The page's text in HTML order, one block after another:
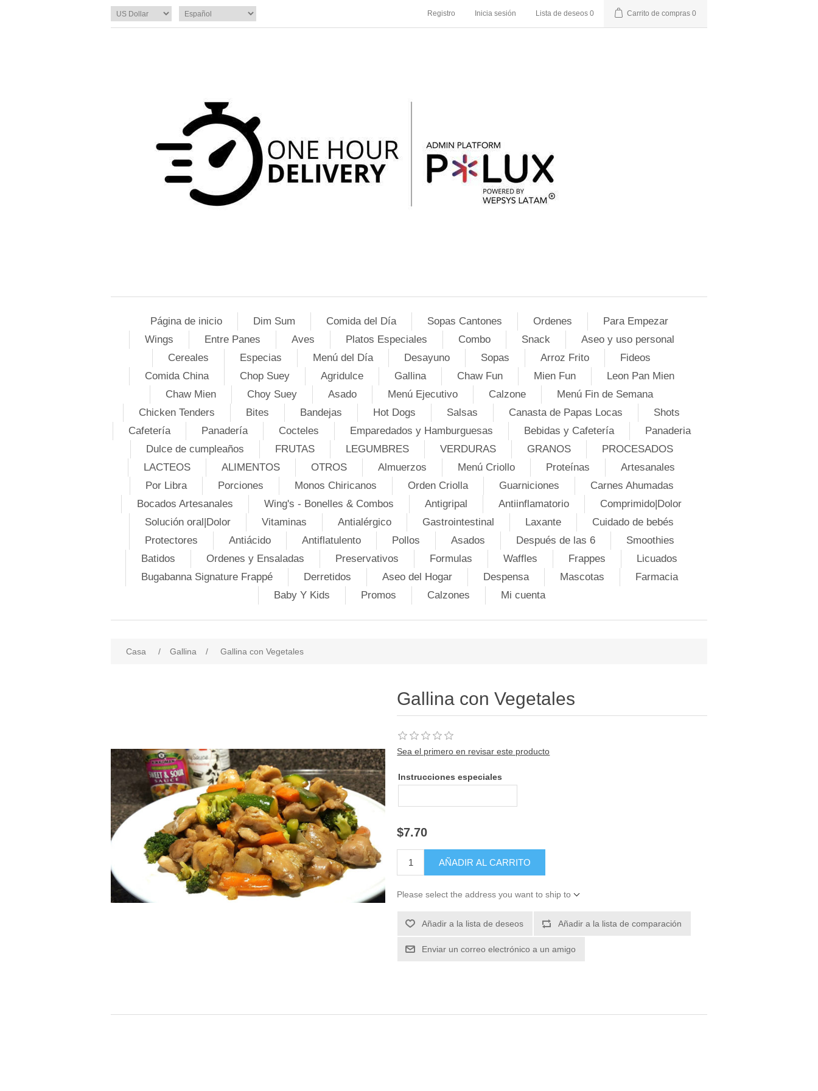
Registro Inicia sesión Lista de deseos 0 Carrito de compras 0
Página de inicio Dim Sum Comida del Día Sopas Cantones Ordenes
Para Empezar
Wings
Entre Panes Aves Platos Especiales Combo Snack
Aseo y uso personal
Cereales
Especias Menú del Día Desayuno Sopas Arroz Frito
Fideos
Comida China
Chop Suey Agridulce Gallina Chaw Fun Mien Fun
Leon Pan Mien
Chaw Mien
Choy Suey Asado Menú Ejecutivo Calzone
Menú Fin de Semana
Chicken Tenders
Bites Bandejas Hot Dogs Salsas Canasta de Papas Locas
Shots
Cafetería
Panadería Cocteles Emparedados y Hamburguesas Bebidas y Cafetería
Panaderia
Dulce de cumpleaños
FRUTAS LEGUMBRES VERDURAS GRANOS
PROCESADOS
LACTEOS
ALIMENTOS OTROS Almuerzos Menú Criollo Proteínas
Artesanales
Por Libra
Porciones Monos Chiricanos Orden Criolla Guarniciones
Carnes Ahumadas
Bocados Artesanales
Wing's - Bonelles & Combos Antigripal Antiinflamatorio
Comprimido|Dolor
Solución oral|Dolor
Vitaminas Antialérgico Gastrointestinal Laxante
Cuidado de bebés
Protectores
Antiácido Antiflatulento Pollos Asados Después de las 6
Smoothies
Batidos
Ordenes y Ensaladas Preservativos Formulas Waffles Frappes
Licuados
Bugabanna Signature Frappé
Derretidos Aseo del Hogar Despensa Mascotas
Farmacia
Baby Y Kids
Promos Calzones Mi cuenta
Casa / Gallina / Gallina con Vegetales
Gallina con Vegetales
Sea el primero en revisar este producto
Instrucciones especiales
$7.70
Please select the address you want to ship to